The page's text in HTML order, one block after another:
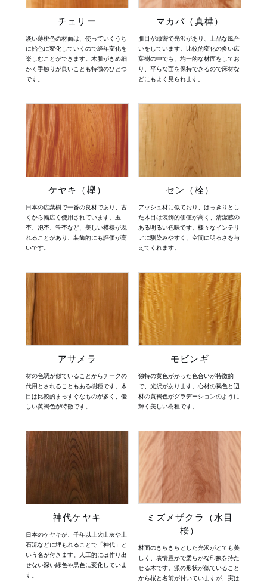
チェリー
淡い薄桃色の材面は、使っていくうち
に飴色に変化していくので経年変化を
楽しむことができます。木肌がきめ細
かく手触りが良いことも特徴のひとつ
です。
マカバ（真樺）
肌目が緻密で光沢があり、上品な風合
いをしています。比較的変化の多い広
葉樹の中でも、均一的な材面をしてお
り、平らな面を保持できるので床材な
どにもよく見られます。
ケヤキ（欅）
日本の広葉樹で一番の良材であり、古
くから幅広く使用されています。玉
杢、泡杢、笹杢など、美しい模様が現
れることがあり、装飾的にも評価が高
いです。
セン（栓）
アッシュ材に似ており、はっきりとし
た木目は装飾的価値が高く、清潔感の
ある明るい色味です。様々なインテリ
アに馴染みやすく、空間に明るさを与
えてくれます。
アサメラ
材の色調が似ていることからチークの
代用とされることもある樹種です。木
目は比較的まっすぐなものが多く、優
しい黄褐色が特徴です。
モビンギ
独特の黄色がかった色合いが特徴的
で、光沢があります。心材の褐色と辺
材の黄褐色がグラデーションのように
輝く美しい樹種です。
神代ケヤキ
日本のケヤキが、千年以上火山灰や土
石流などに埋もれることで「神代」と
いう名が付きます。人工的には作り出
せない深い緑色や黒色に変化していま
す。
ミズメザクラ（水目
桜）
材面のきらきらとした光沢がとても美
しく、表情豊かで柔らかな印象を持た
せる木です。派の形状が似ていること
から桜と名前が付いていますが、実は